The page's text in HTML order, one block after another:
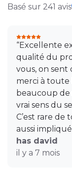
Basé sur 241 avis
“Excellente
qualité du
vous, on sent
merci à toute
beaucoup de
vrai sens du
C’est rare de
aussi
has david
il y a 7 mois